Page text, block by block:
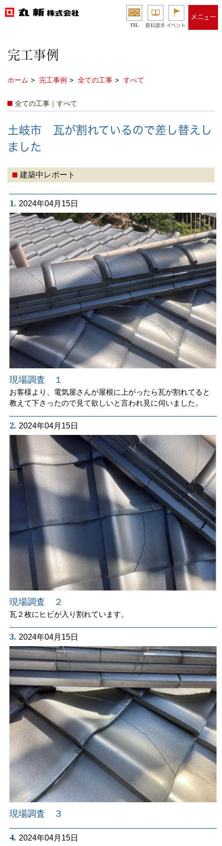
TEL 資料請求 イベント
メニュー
完工事例
ホーム 完工事例 全ての工事 すべて
全ての工事｜すべて
土岐市 瓦が割れているので差し替えし
ました
建築中レポート
1. 2024年04月15日
現場調査 １
お客様より、電気屋さんが屋根に上がったら瓦が割れてると
教えて下さったので見て欲しいと言われ見に伺いました。
2. 2024年04月15日
現場調査 ２
瓦２枚にヒビが入り割れています。
3. 2024年04月15日
現場調査 ３
4. 2024年04月15日